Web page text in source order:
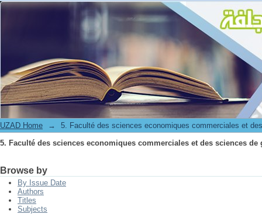
5. Faculté des sciences economiques commerciales et des sciences de
UZAD Home →
5. Faculté des sciences economiques commerciales et
5. Faculté des sciences economiques commerciales et des sciences de
Browse by
By Issue Date
Authors
Titles
Subjects